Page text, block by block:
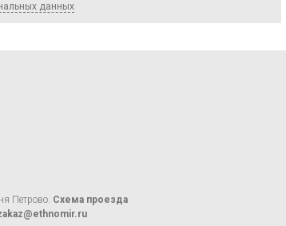
данных
Петрово. Схема проезда